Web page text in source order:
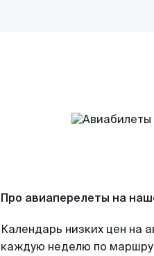
Про авиаперелеты на
Календарь низких цен на
каждую неделю по